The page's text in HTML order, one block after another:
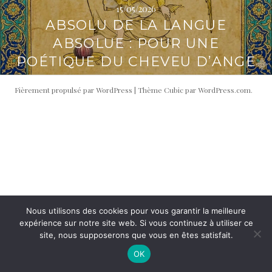
i
p
a
l
t
é
r
a
l
15/05/2026
ABSOLU DE LA LANGUE
ABSOLUE : POUR UNE
POÉTIQUE DU CHEVEU D’ANGE
Fièrement propulsé par WordPress | Thème Cubic parWordPress.com.
Nous utilisons des cookies pour vous garantir la meilleure
expérience sur notre site web. Si vous continuez à utiliser ce
site, nous supposerons que vous en êtes satisfait.
OK